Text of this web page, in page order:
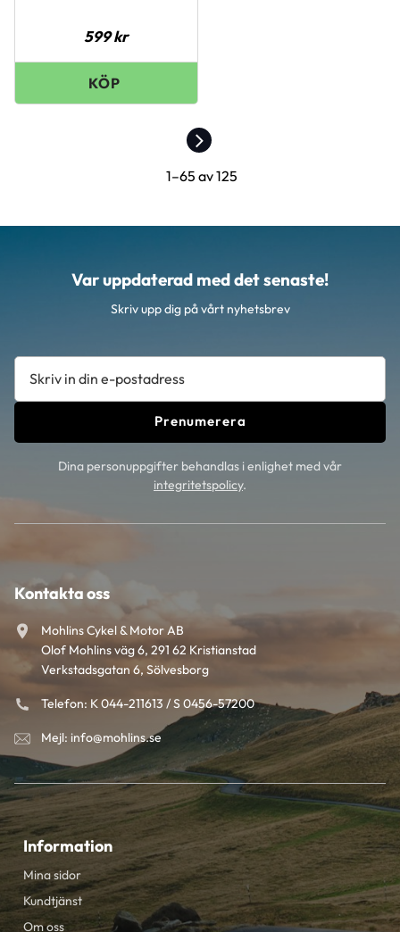
599kr
1–65 av125
Var uppdaterad med det senaste!
Skriv upp dig på vårt nyhetsbrev
Prenumerera
Dina personuppgifter behandlas i enlighet med vår
integritetspolicy.
Kontakta oss
Mohlins Cykel & Motor AB
Olof Mohlins väg 6, 291 62 Kristianstad
Verkstadsgatan 6, Sölvesborg
Telefon: K 044-211613 / S 0456-57200
Mejl: info@mohlins.se
Information
Mina sidor
Kundtjänst
Om oss